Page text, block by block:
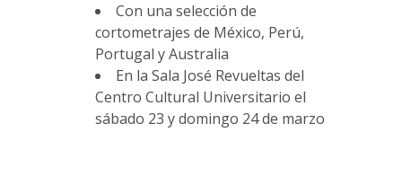
Con una selección de
cortometrajes de México, Perú,
Portugal y Australia
En la Sala José Revueltas del
Centro Cultural Universitario el
sábado 23 y domingo 24 de marzo